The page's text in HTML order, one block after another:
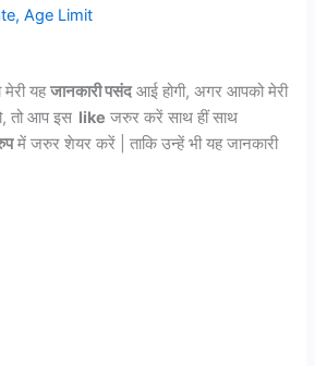
Age Limit
यहजानकारी पसंदआई होगी, अगर आपको मेरी
तो आप इस like जरुर करें साथ हीं साथ
में जरुर शेयर करें | ताकि उन्हें भी यह जानकारी